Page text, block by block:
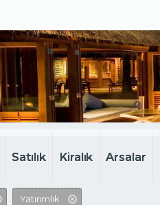
Satılık Kiralık Arsalar
Yatırımlık